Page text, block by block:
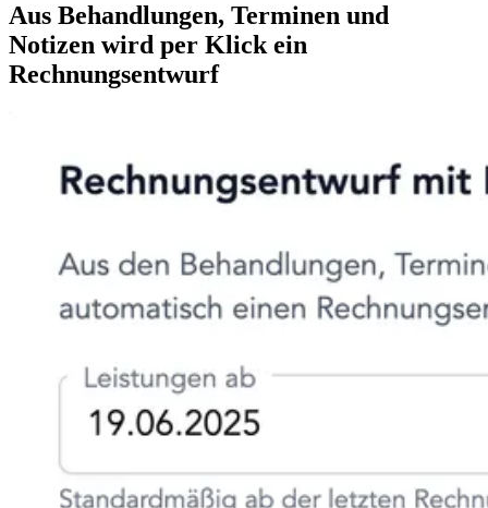
Aus Behandlungen, Terminen und
Notizen wird per Klick ein
Rechnungsentwurf